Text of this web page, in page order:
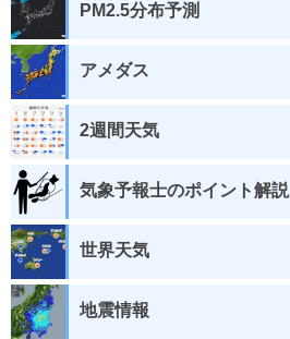
PM2.5分布予測
アメダス
2週間天気
気象予報士のポイント解説
世界天気
地震情報